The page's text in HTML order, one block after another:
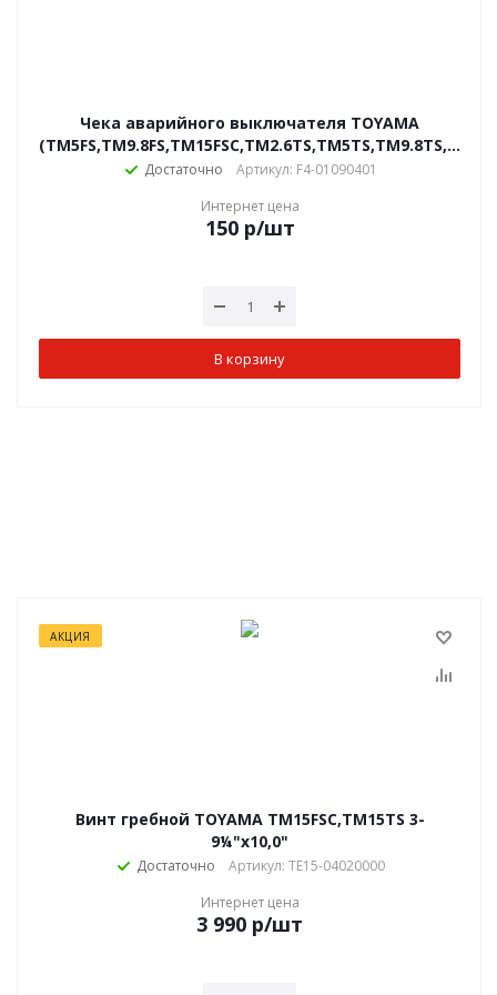
Чека аварийного выключателя TOYAMA
Достаточно
Артикул: F4-01090401
Интернет цена
150р/шт
В корзину
АКЦИЯ
Винт гребной TOYAMA TM15FSC,TM15TS 3-
9¼"х10,0"
Достаточно
Артикул: TE15-04020000
Интернет цена
3 990 р/шт